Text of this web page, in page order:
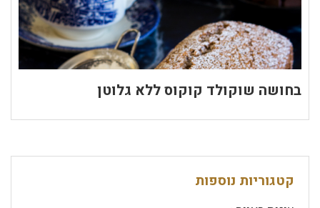
בחושה שוקולד קוקוס ללא גלוטן
קטגוריות נוספות